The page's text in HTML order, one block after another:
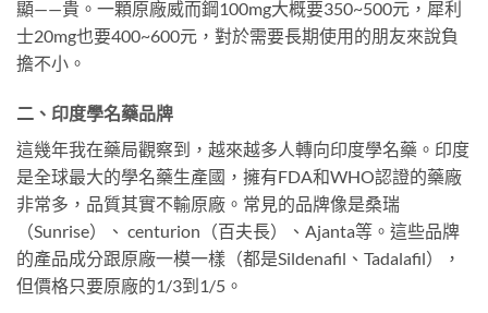
顯——貴。一顆原廠威而鋼100mg大概要350~500元，犀利
士20mg也要400~600元，對於需要長期使用的朋友來說負
擔不小。
二、印度學名藥品牌
這幾年我在藥局觀察到，越來越多人轉向印度學名藥。印度
是全球最大的學名藥生產國，擁有FDA和WHO認證的藥廠
非常多，品質其實不輸原廠。常見的品牌像是桑瑞
（Sunrise）、 centurion（百夫長）、Ajanta等。這些品牌
的產品成分跟原廠一模一樣（都是Sildenafil、Tadalafil），
但價格只要原廠的1/3到1/5。